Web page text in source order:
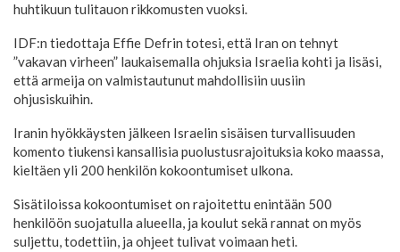
huhtikuun tulitauon rikkomusten vuoksi.
IDF:n tiedottaja Effie Defrin totesi, että Iran on tehnyt
”vakavan virheen” laukaisemalla ohjuksia Israelia kohti ja lisäsi,
että armeija on valmistautunut mahdollisiin uusiin
ohjusiskuihin.
Iranin hyökkäysten jälkeen Israelin sisäisen turvallisuuden
komento tiukensi kansallisia puolustusrajoituksia koko maassa,
kieltäen yli 200 henkilön kokoontumiset ulkona.
Sisätiloissa kokoontumiset on rajoitettu enintään 500
henkilöön suojatulla alueella, ja koulut sekä rannat on myös
suljettu, todettiin, ja ohjeet tulivat voimaan heti.